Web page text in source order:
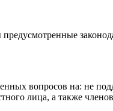
вопросов на: не
лица, а также